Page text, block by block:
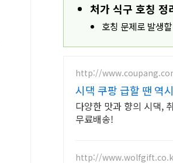
처가 식구 호칭 정
호칭 문제로 발생
http://
시댁 쿠팡 급할 땐 역
다양한 맛과 향의 시댁,
무료배송!
http://